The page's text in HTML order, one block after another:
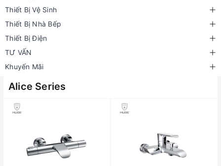
Thiết Bị Vệ Sinh
Thiết Bị Nhà Bếp
Thiết Bị Điện
TƯ VẤN
Khuyến Mãi
Alice Series